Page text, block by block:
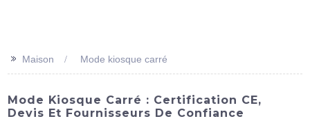
>> Maison Mode kiosque carré
Mode Kiosque Carré : Certification CE,
Devis Et Fournisseurs De Confiance